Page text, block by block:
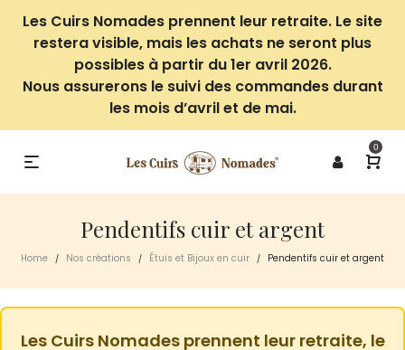
Les Cuirs Nomades prennent leur retraite. Le site
restera visible, mais les achats ne seront plus
possibles à partir du 1er avril 2026.
Nous assurerons le suivi des commandes durant
les mois d’avril et de mai.
0
Pendentifs cuir et argent
Home / Nos créations / Étuis et Bijoux en cuir / Pendentifs cuir et argent
Les Cuirs Nomades prennent leur retraite, le